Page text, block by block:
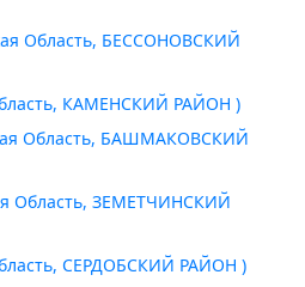
Область, БЕССОНОВСКИЙ
КАМЕНСКИЙ РАЙОН )
Область, БАШМАКОВСКИЙ
Область, ЗЕМЕТЧИНСКИЙ
СЕРДОБСКИЙ РАЙОН )